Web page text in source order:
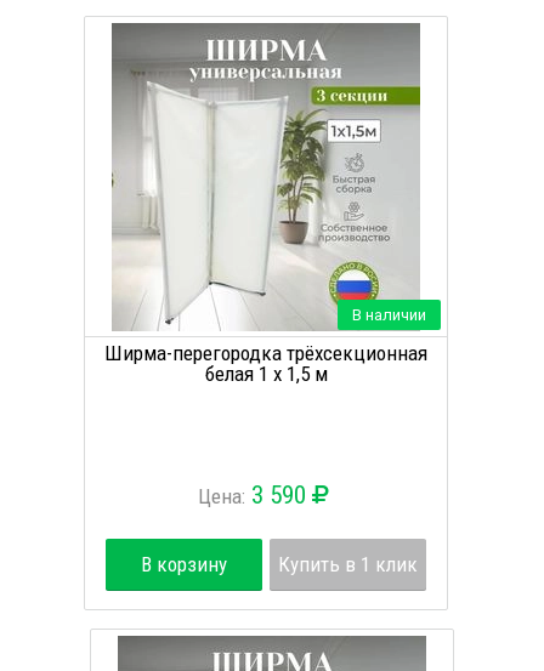
В наличии
Ширма-перегородка трёхсекционная
белая 1 х 1,5 м
Цена: 3 590
В корзину Купить в 1 клик